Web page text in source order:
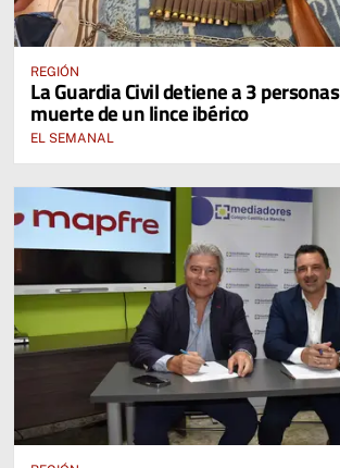
REGIÓN
La Guardia Civil detiene a 3
muerte de un lince ibérico
EL SEMANAL